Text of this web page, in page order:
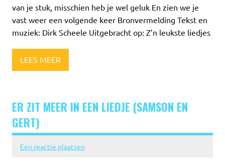
van je stuk, misschien heb je wel geluk En zien we je
vast weer een volgende keer Bronvermelding Tekst en
muziek: Dirk Scheele Uitgebracht op: Z’n leukste liedjes
LEES MEER
ER ZIT MEER IN EEN LIEDJE (SAMSON EN
GERT)
Een reactie plaatsen